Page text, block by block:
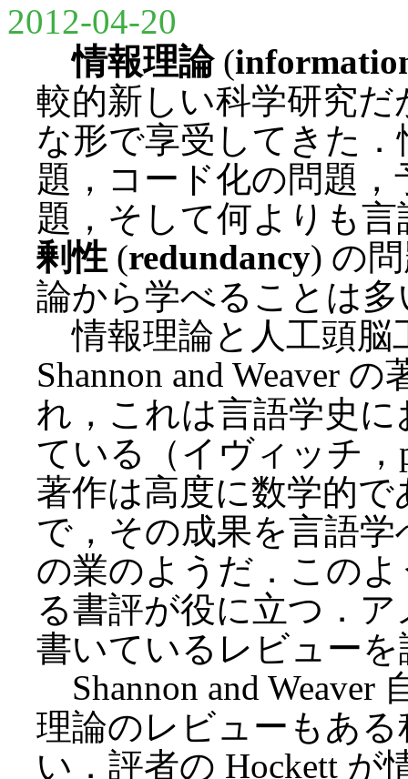
2012-04-20
情報理論(
較的新しい科学研究
な形で享受してきた
題，コード化の問題，
題，そして何よりも
剰性 (redundancy) の
論から学べることは多
情報理論と人工頭脳
Shannon and Weaver
れ，これは言語学史
ている（イヴィッチ，
著作は高度に数学的
で，その成果を言語
の業のようだ．この
る書評が役に立つ．
書いているレビュー
Shannon and Weaver
理論のレビューもあ
い．評者の Hockett が